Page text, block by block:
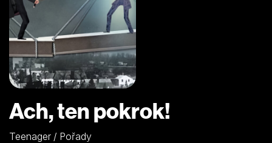
Ach, ten pokrok!
Teenager / Pořady